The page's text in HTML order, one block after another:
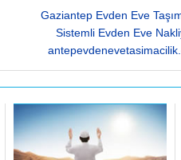
Gaziantep Evden Eve
Sistemli Evden Eve